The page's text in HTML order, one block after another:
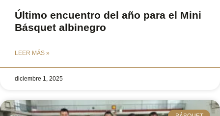
Último encuentro del año para el Mini
Básquet albinegro
LEER MÁS »
diciembre 1, 2025